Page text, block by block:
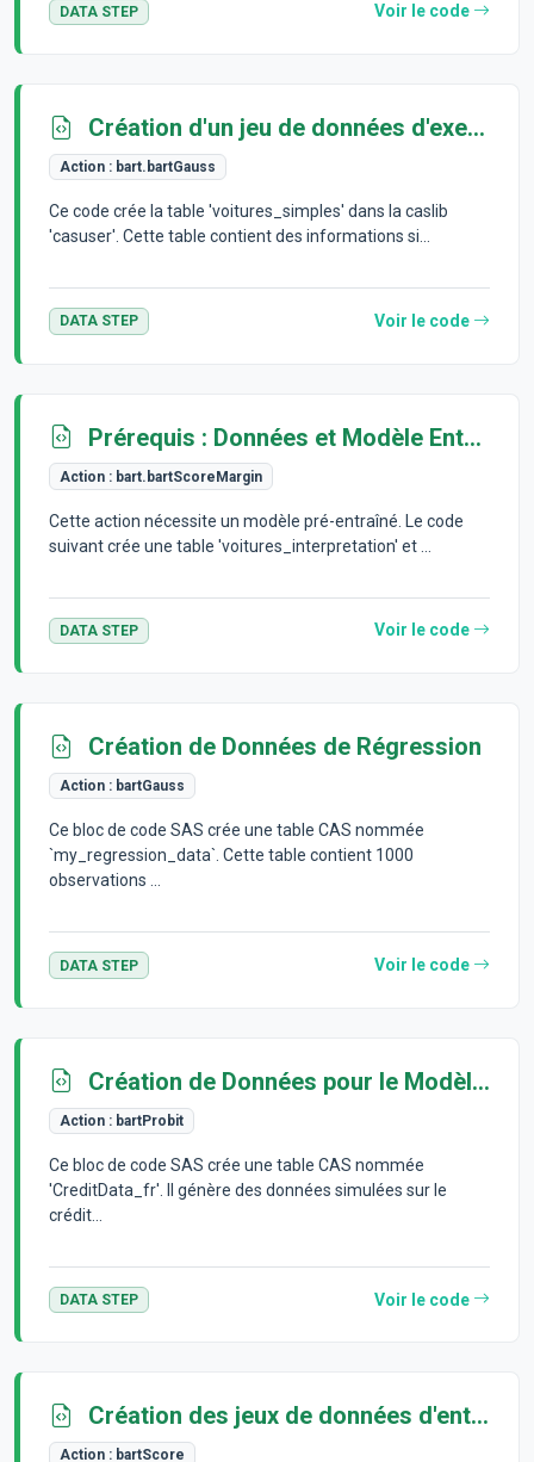
DATA STEP Voir le code
Création d'un jeu de données d'exemple
Action : bart.bartGauss
Ce code crée la table 'voitures_simples' dans la caslib
'casuser'. Cette table contient des informations si...
DATA STEP Voir le code
Prérequis : Données et Modèle Entraîné
Action : bart.bartScoreMargin
Cette action nécessite un modèle pré-entraîné. Le code
suivant crée une table 'voitures_interpretation' et ...
DATA STEP Voir le code
Création de Données de Régression
Action : bartGauss
Ce bloc de code SAS crée une table CAS nommée
`my_regression_data`. Cette table contient 1000
observations ...
DATA STEP Voir le code
Création de Données pour le Modèle Probit
Action : bartProbit
Ce bloc de code SAS crée une table CAS nommée
'CreditData_fr'. Il génère des données simulées sur le
crédit...
DATA STEP Voir le code
Création des jeux de données d'entraînement et de scoring
Action : bartScore